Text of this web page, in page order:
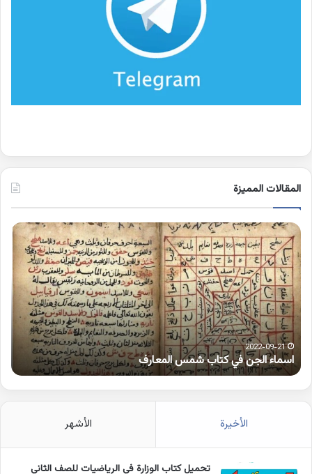
المقالات المميزة
اسماء
الجن
في
كتاب
شمس
المعارف
2022-09-21
اسماء الجن في كتاب شمس المعارف
الأخيرة الأشهر
تحميل كتاب الوزارة في الرياضيات للصف الثاني